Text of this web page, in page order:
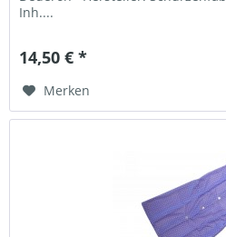
Inh....
14,50 € *
Merken